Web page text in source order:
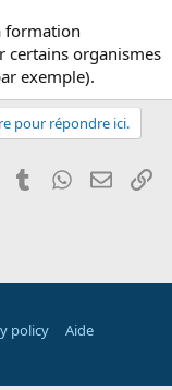
formation
certains organismes
exemple).
pour répondre ici.
PinterestTumblrWhatsApp
Email
policy
Aide